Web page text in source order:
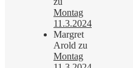
Montag
11.3.2024
Margret
Arold zu
Montag